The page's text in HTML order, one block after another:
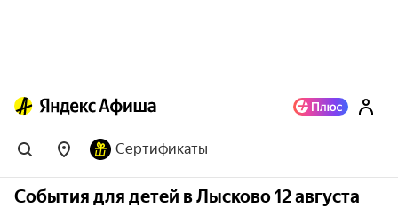
Сертификаты
События для детей в Лысково 12 августа